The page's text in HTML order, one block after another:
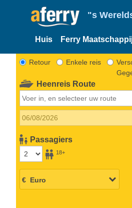
"s
Huis Ferry
Retour Enkele reis
Heenreis Route
Passagiers
18+